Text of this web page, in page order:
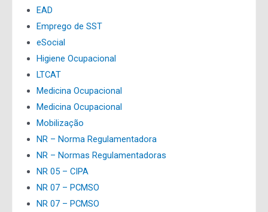
EAD
Emprego de SST
eSocial
Higiene Ocupacional
LTCAT
Medicina Ocupacional
Medicina Ocupacional
Mobilização
NR – Norma Regulamentadora
NR – Normas Regulamentadoras
NR 05 – CIPA
NR 07 – PCMSO
NR 07 – PCMSO